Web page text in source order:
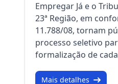
Empregar Já e o
23ª Região, em
11.788/08, tornam
processo seletivo
formalização de
Mais detalhes